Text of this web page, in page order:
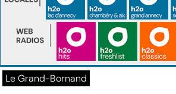
Le Grand-Bornand